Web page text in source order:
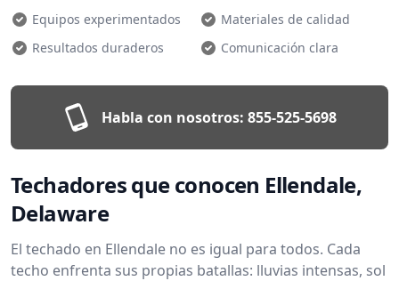
Equipos experimentados
Materiales de calidad
Resultados duraderos
Comunicación clara
Habla con nosotros: 855-525-5698
Techadores que conocen Ellendale,
Delaware
El techado en Ellendale no es igual para todos. Cada
techo enfrenta sus propias batallas: lluvias intensas, sol